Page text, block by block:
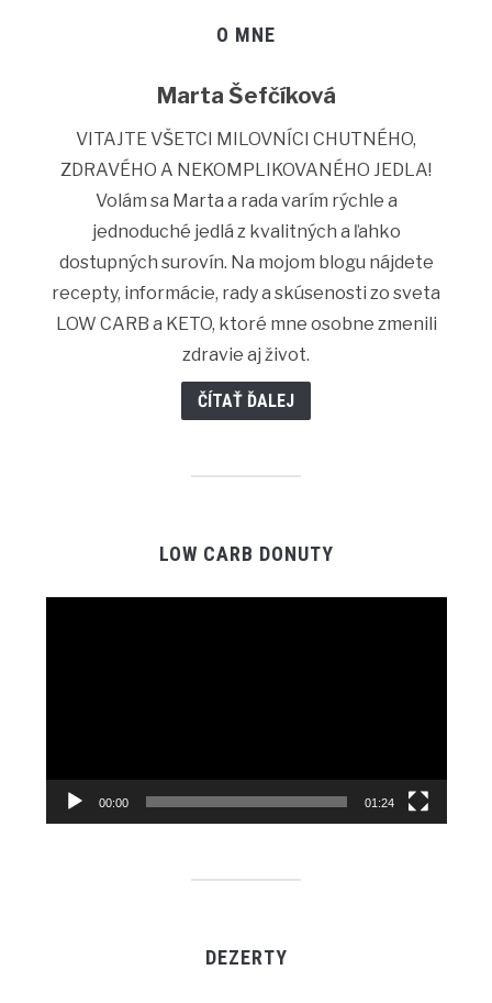
O MNE
Marta Šefčíková
VITAJTE VŠETCI MILOVNÍCI CHUTNÉHO,
ZDRAVÉHO A NEKOMPLIKOVANÉHO JEDLA!
Volám sa Marta a rada varím rýchle a
jednoduché jedlá z kvalitných a ľahko
dostupných surovín. Na mojom blogu nájdete
recepty, informácie, rady a skúsenosti zo sveta
LOW CARB a KETO, ktoré mne osobne zmenili
zdravie aj život.
ČÍTAŤ ĎALEJ
LOW CARB DONUTY
00:00 01:24
DEZERTY